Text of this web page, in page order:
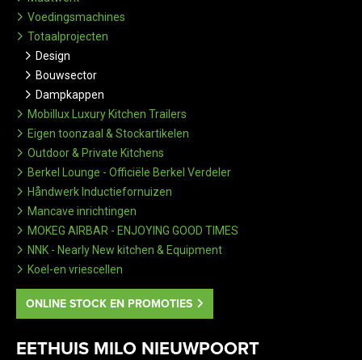
Voedingsmachines
Totaalprojecten
Design
Bouwsector
Dampkappen
Mobillux Luxury Kitchen Trailers
Eigen toonzaal & Stockartikelen
Outdoor & Private Kitchens
Berkel Lounge - Officiële Berkel Verdeler
Håndwerk Inductiefornuizen
Mancave inrichtingen
MOKEG AIRBAR - ENJOYING GOOD TIMES
NNK - Nearly New kitchen & Equipment
Koel-en vriescellen
ONLINE STOCK EN PROMOTIES
EETHUIS MILO NIEUWPOORT